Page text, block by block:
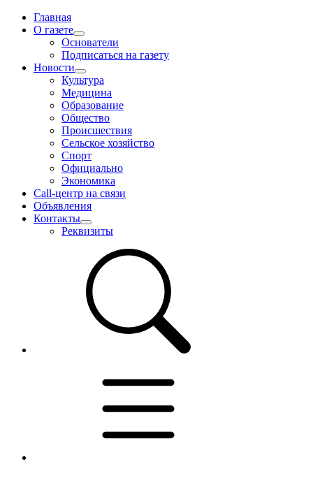
Главная
О газете
Основатели
Подписаться на газету
Новости
Культура
Медицина
Образование
Общество
Происшествия
Сельское хозяйство
Спорт
Официально
Экономика
Call-центр на связи
Объявления
Контакты
Реквизиты